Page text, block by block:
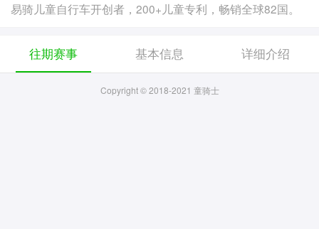
易骑儿童自行车开创者，200+儿童专利，畅销全球82国。
往期赛事 基本信息 详细介绍
Copyright © 2018-2021 童骑士